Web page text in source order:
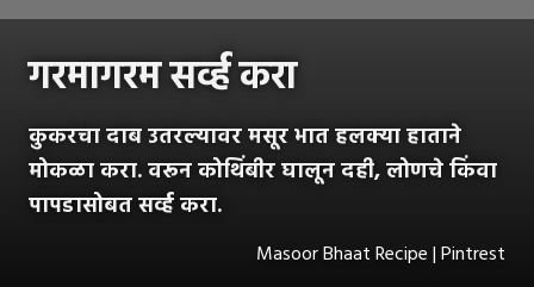
गरमागरम सर्व्ह करा
कुकरचा दाब उतरल्यावर मसूर भात हलक्या हाताने
मोकळा करा. वरून कोथिंबीर घालून दही, लोणचे किंवा
पापडासोबत सर्व्ह करा.
Masoor Bhaat Recipe | Pintrest